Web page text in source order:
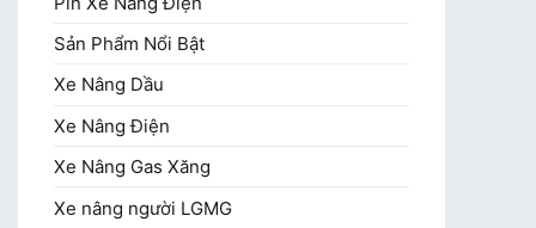
Sản Phẩm Nổi Bật
Xe Nâng Dầu
Xe Nâng Điện
Xe Nâng Gas Xăng
Xe nâng người LGMG